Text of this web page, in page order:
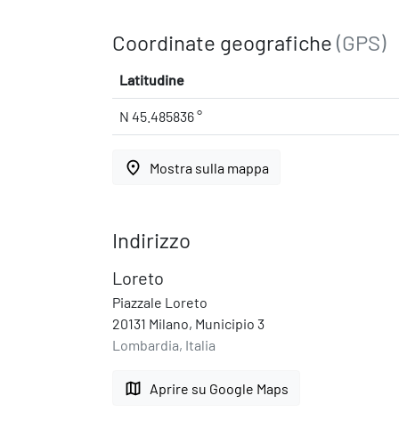
Coordinate geografiche (GPS)
Latitudine
N 45.485836 °
place Mostra sulla mappa
Indirizzo
Loreto
Piazzale Loreto
20131 Milano, Municipio 3
Lombardia, Italia
map Aprire su Google Maps